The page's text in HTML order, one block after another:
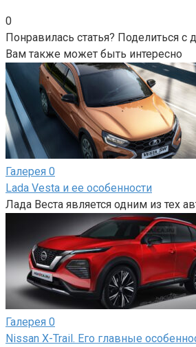
0
Понравилась статья? Поделиться с
Вам также может быть интересно
Галерея 0
Lada Vesta и ее особенности
Лада Веста является одним из тех
Галерея 0
Nissan X-Trail. Его главные